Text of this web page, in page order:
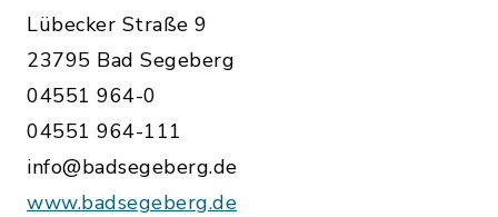
Lübecker Straße 9
23795 Bad Segeberg
04551 964-0
04551 964-111
info@badsegeberg.de
www.badsegeberg.de